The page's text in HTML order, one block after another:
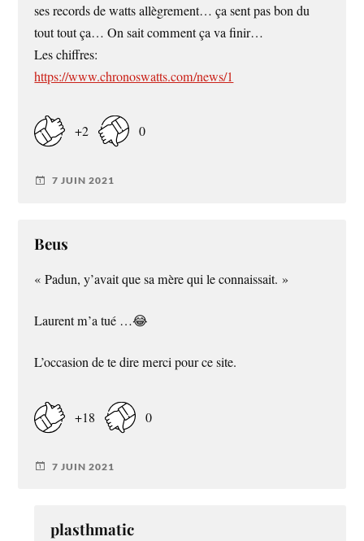
ses records de watts allègrement… ça sent pas bon du
tout tout ça… On sait comment ça va finir…
Les chiffres:
https://www.chronoswatts.com/news/1
+2 0
7 JUIN 2021
Beus
« Padun, y’avait que sa mère qui le connaissait. »
Laurent m’a tué …😂
L’occasion de te dire merci pour ce site.
+18 0
7 JUIN 2021
plasthmatic